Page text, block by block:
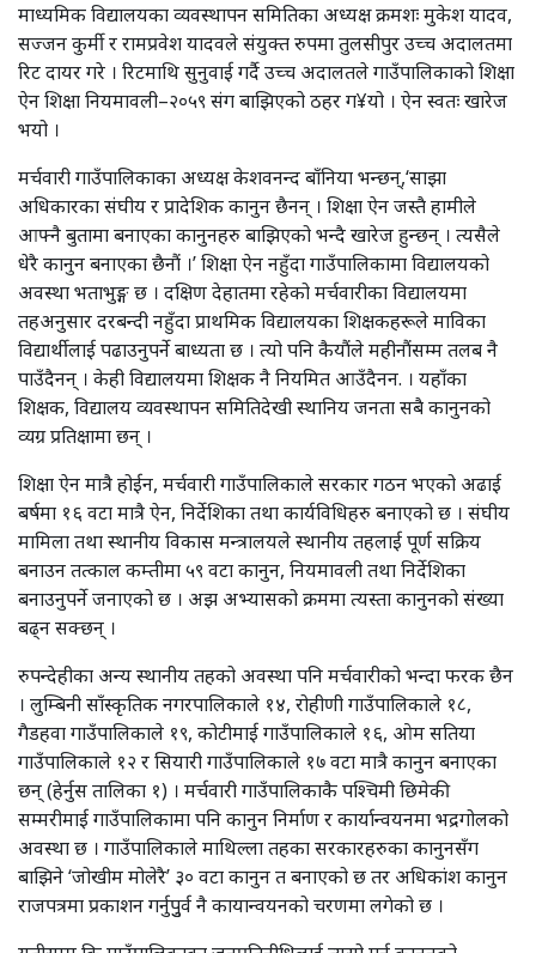
माध्यमिक विद्यालयका व्यवस्थापन समितिका अध्यक्ष क्रमशः मुकेश यादव,
सज्जन कुर्मी र रामप्रवेश यादवले संयुक्त रुपमा तुलसीपुर उच्च अदालतमा
रिट दायर गरे । रिटमाथि सुनुवाई गर्दै उच्च अदालतले गाउँपालिकाको शिक्षा
ऐन शिक्षा नियमावली–२०५९ संग बाझिएको ठहर ग¥यो । ऐन स्वतः खारेज
भयो ।
मर्चवारी गाउँपालिकाका अध्यक्ष केशवनन्द बाँनिया भन्छन्,‘साझा
अधिकारका संघीय र प्रादेशिक कानुन छैनन् । शिक्षा ऐन जस्तै हामीले
आफ्नै बुतामा बनाएका कानुनहरु बाझिएको भन्दै खारेज हुन्छन् । त्यसैले
धेरै कानुन बनाएका छैनौं ।’ शिक्षा ऐन नहुँदा गाउँपालिकामा विद्यालयको
अवस्था भताभुङ्ग छ । दक्षिण देहातमा रहेको मर्चवारीका विद्यालयमा
तहअनुसार दरबन्दी नहुँदा प्राथमिक विद्यालयका शिक्षकहरूले माविका
विद्यार्थीलाई पढाउनुपर्ने बाध्यता छ । त्यो पनि कैयौंले महीनौंसम्म तलब नै
पाउँदैनन् । केही विद्यालयमा शिक्षक नै नियमित आउँदैनन. । यहाँका
शिक्षक, विद्यालय व्यवस्थापन समितिदेखी स्थानिय जनता सबै कानुनको
व्यग्र प्रतिक्षामा छन् ।
शिक्षा ऐन मात्रै होईन, मर्चवारी गाउँपालिकाले सरकार गठन भएको अढाई
बर्षमा १६ वटा मात्रै ऐन, निर्देशिका तथा कार्यविधिहरु बनाएको छ । संघीय
मामिला तथा स्थानीय विकास मन्त्रालयले स्थानीय तहलाई पूर्ण सक्रिय
बनाउन तत्काल कम्तीमा ५९ वटा कानुन, नियमावली तथा निर्देशिका
बनाउनुपर्ने जनाएको छ । अझ अभ्यासको क्रममा त्यस्ता कानुनको संख्या
बढ्न सक्छन् ।
रुपन्देहीका अन्य स्थानीय तहको अवस्था पनि मर्चवारीको भन्दा फरक छैन
। लुम्बिनी साँस्कृतिक नगरपालिकाले १४, रोहीणी गाउँपालिकाले १८,
गैडहवा गाउँपालिकाले १९, कोटीमाई गाउँपालिकाले १६, ओम सतिया
गाउँपालिकाले १२ र सियारी गाउँपालिकाले १७ वटा मात्रै कानुन बनाएका
छन् (हेर्नुस तालिका १) । मर्चवारी गाउँपालिकाकै पश्चिमी छिमेकी
सम्मरीमाई गाउँपालिकामा पनि कानुन निर्माण र कार्यान्वयनमा भद्रगोलको
अवस्था छ । गाउँपालिकाले माथिल्ला तहका सरकारहरुका कानुनसँग
बाझिने ‘जोखीम मोलेरै’ ३० वटा कानुन त बनाएको छ तर अधिकांश कानुन
राजपत्रमा प्रकाशन गर्नुपुुर्व नै कायान्वयनको चरणमा लगेको छ ।